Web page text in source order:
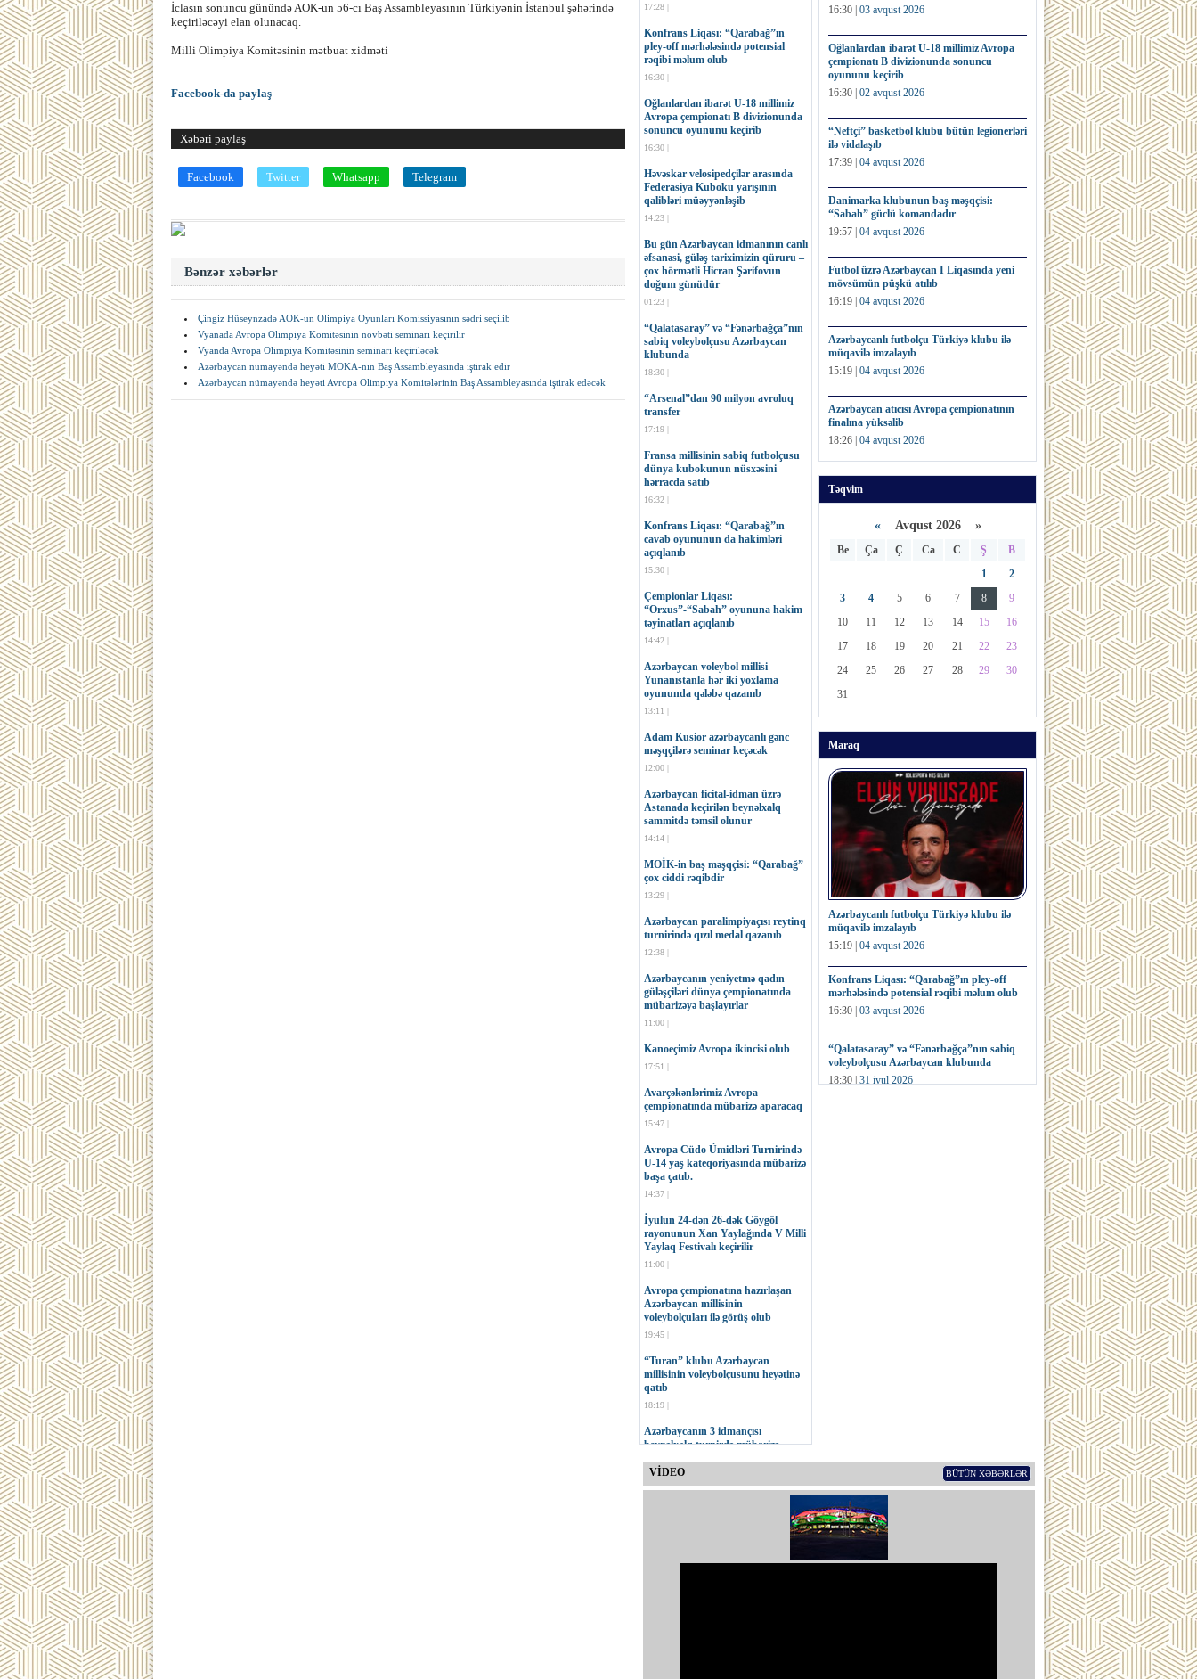
17:28 |
Konfrans Liqası: “Qarabağ”ın
pley-off mərhələsində potensial
rəqibi məlum olub
16:30 |
Oğlanlardan ibarət U-18 millimiz
Avropa çempionatı B divizionunda
sonuncu oyununu keçirib
16:30 |
Həvəskar velosipedçilər arasında
Federasiya Kuboku yarışının
qalibləri müəyyənləşib
14:23 |
Bu gün Azərbaycan idmanının canlı
əfsanəsi, güləş tariximizin qüruru –
çox hörmətli Hicran Şərifovun
doğum günüdür
01:23 |
“Qalatasaray” və “Fənərbağça”nın
sabiq voleybolçusu Azərbaycan
klubunda
18:30 |
“Arsenal”dan 90 milyon avroluq
transfer
17:19 |
Fransa millisinin sabiq futbolçusu
dünya kubokunun nüsxəsini
hərracda satıb
16:32 |
Konfrans Liqası: “Qarabağ”ın
cavab oyununun da hakimləri
açıqlanıb
15:30 |
Çempionlar Liqası:
“Orxus”-“Sabah” oyununa hakim
təyinatları açıqlanıb
14:42 |
Azərbaycan voleybol millisi
Yunanıstanla hər iki yoxlama
oyununda qələbə qazanıb
13:11 |
Adam Kusior azərbaycanlı gənc
məşqçilərə seminar keçəcək
12:00 |
Azərbaycan ficital-idman üzrə
Astanada keçirilən beynəlxalq
sammitdə təmsil olunur
14:14 |
MOİK-in baş məşqçisi: “Qarabağ”
çox ciddi rəqibdir
13:29 |
Azərbaycan paralimpiyaçısı reytinq
turnirində qızıl medal qazanıb
12:38 |
Azərbaycanın yeniyetmə qadın
güləşçiləri dünya çempionatında
mübarizəyə başlayırlar
11:00 |
Kanoeçimiz Avropa ikincisi olub
17:51 |
Avarçəkənlərimiz Avropa
çempionatında mübarizə aparacaq
15:47 |
Avropa Cüdo Ümidləri Turnirində
U-14 yaş kateqoriyasında mübarizə
başa çatıb.
14:37 |
İyulun 24-dən 26-dək Göygöl
rayonunun Xan Yaylağında V Milli
Yaylaq Festivalı keçirilir
11:00 |
Avropa çempionatına hazırlaşan
Azərbaycan millisinin
voleybolçuları ilə görüş olub
19:45 |
“Turan” klubu Azərbaycan
millisinin voleybolçusunu heyətinə
qatıb
18:19 |
Azərbaycanın 3 idmançısı
beynəlxalq turnirdə mübarizə
17:47 |
Hüseynzadənin 75 yaşı tamam olub
16:30 | 03 avqust 2026
Oğlanlardan ibarət U-18 millimiz Avropa
çempionatı B divizionunda sonuncu
oyununu keçirib
16:30 | 02 avqust 2026
“Neftçi” basketbol klubu bütün legionerləri
ilə vidalaşıb
17:39 | 04 avqust 2026
Danimarka klubunun baş məşqçisi:
“Sabah” güclü komandadır
19:57 | 04 avqust 2026
Futbol üzrə Azərbaycan I Liqasında yeni
mövsümün püşkü atılıb
16:19 | 04 avqust 2026
Azərbaycanlı futbolçu Türkiyə klubu ilə
müqavilə imzalayıb
15:19 | 04 avqust 2026
Azərbaycan atıcısı Avropa çempionatının
finalına yüksəlib
18:26 | 04 avqust 2026
Təqvim
«Avqust 2026 »
Be Ça Ç Ca C Ş
B
1
2
3
4 5 6 7 8
9
10
11 12 13 14 15
16
17
18 19 20 21 22
23
24
25 26 27 28 29
30
31
Maraq
Azərbaycanlı futbolçu Türkiyə klubu ilə
müqavilə imzalayıb
15:19 | 04 avqust 2026
Konfrans Liqası: “Qarabağ”ın pley-off
mərhələsində potensial rəqibi məlum olub
16:30 | 03 avqust 2026
“Qalatasaray” və “Fənərbağça”nın sabiq
voleybolçusu Azərbaycan klubunda
18:30 | 31 iyul 2026
VİDEO BÜTÜN XƏBƏRLƏR
İclasın sonuncu günündə AOK-un 56-cı Baş Assambleyasının Türkiyənin İstanbul şəhərində
keçiriləcəyi elan olunacaq.
Milli Olimpiya Komitəsinin mətbuat xidməti
Facebook-da paylaş
Xəbəri paylaş
Facebook Twitter Whatsapp Telegram
Bənzər xəbərlər
Çingiz Hüseynzadə AOK-un Olimpiya Oyunları Komissiyasının sədri seçilib
Vyanada Avropa Olimpiya Komitəsinin növbəti seminarı keçirilir
Vyanda Avropa Olimpiya Komitəsinin seminarı keçiriləcək
Azərbaycan nümayəndə heyəti MOKA-nın Baş Assambleyasında iştirak edir
Azərbaycan nümayəndə heyəti Avropa Olimpiya Komitələrinin Baş Assambleyasında iştirak edəcək